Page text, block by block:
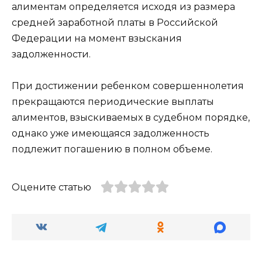
алиментам определяется исходя из размера
средней заработной платы в Российской
Федерации на момент взыскания
задолженности.
При достижении ребенком совершеннолетия
прекращаются периодические выплаты
алиментов, взыскиваемых в судебном порядке,
однако уже имеющаяся задолженность
подлежит погашению в полном объеме.
Оцените статью